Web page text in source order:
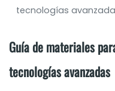
tecnologías
Guía de materiales
tecnologías avanzadas